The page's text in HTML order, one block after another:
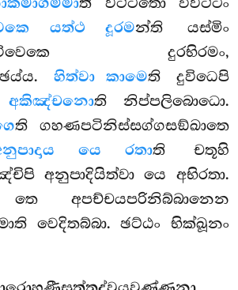
යත්ථ දූරමන්ති යස්මිං
දුරභිරමං,
හිත්වා කාමෙති දුවිධෙපි
අකිඤ්චනොති නිප්පලිබොධො.
ති ගහණපටිනිස්සග්ගසඞ්ඛාතෙ
යෙ රතාති චතූහි
අනුපාදියිත්වා යෙ අභිරතා.
අපච්චයපරිනිබ්බානෙන
වෙදිතබ්බා. ඡට්ඨං භික්ඛූනං